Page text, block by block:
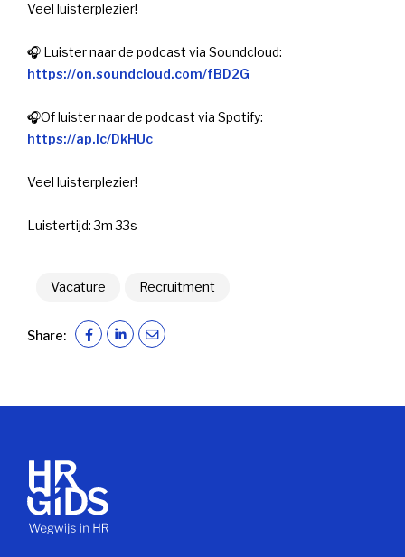
Veel luisterplezier!
🎧 Luister naar de podcast via Soundcloud:
https://on.soundcloud.com/fBD2G
🎧Of luister naar de podcast via Spotify:
https://ap.lc/DkHUc
Veel luisterplezier!
Luistertijd: 3m 33s
Vacature Recruitment
Share: